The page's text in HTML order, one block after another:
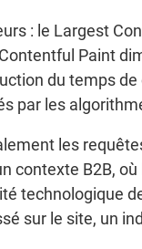
: le Largest
Paint
du temps
par les
les
contexte B2B,
technologique
sur le site, un